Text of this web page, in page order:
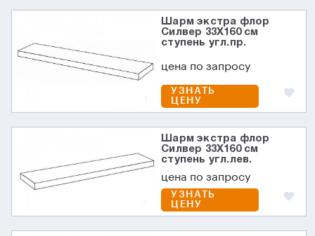
Шарм экстра флор
Силвер 33X160 см
ступень угл.пр.
цена по запросу
УЗНАТЬ
ЦЕНУ
Шарм экстра флор
Силвер 33X160 см
ступень угл.лев.
цена по запросу
УЗНАТЬ
ЦЕНУ